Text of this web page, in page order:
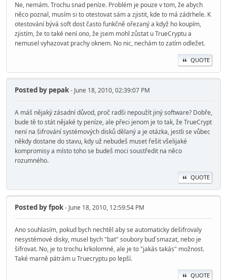
Ne, nemám. Trochu snad peníze. Problém je pouze v tom, že abych
něco poznal, musím si to otestovat sám a zjistit, kde to má zádrhele. K
otestování bývá soft dost často funkčně ořezaný a když ho koupím,
zjistím, že to také není ono, že jsem mohl zůstat u TrueCryptu a
nemusel vyhazovat prachy oknem. No nic, nechám to zatím odležet.
QUOTE
Posted by pepak- June 18, 2010, 02:39:07 PM
A máš nějaký zásadní důvod, proč radši nepoužít jiný software? Dobře,
bude tě to stát nějaké ty peníze, ale přeci jenom je to tak, že TrueCrypt
není na šifrování systémových disků dělaný a je otázka, jestli se vůbec
někdy dostane do stavu, kdy už nebudeš muset řešit všelijaké
kompromisy a místo toho se budeš moci soustředit na něco
rozumného.
QUOTE
Posted byfpok- June 18, 2010, 12:59:54 PM
Ano souhlasím, pokud bych nechtěl aby se automaticky dešifrovaly
nesystémové disky, musel bych "bat" soubory buď smazat, nebo je
šifrovat. No, je to trochu krkolomné, ale je to "jakás takás" možnost.
Také marně pátrám u Truecryptu po lepší.
QUOTE